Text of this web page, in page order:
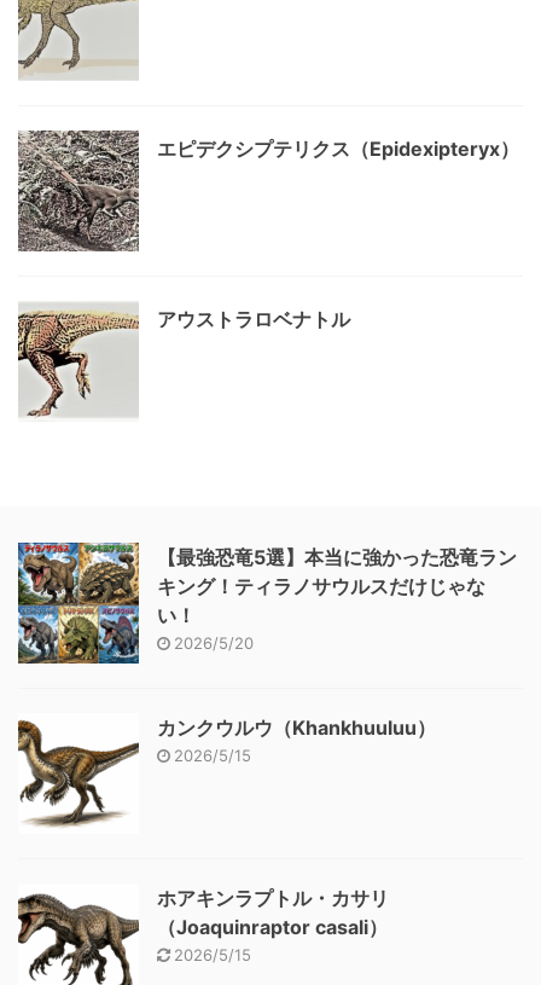
エピデクシプテリクス（Epidexipteryx）
アウストラロベナトル
【最強恐竜5選】本当に強かった恐竜ラン
キング！ティラノサウルスだけじゃな
い！
2026/5/20
カンクウルウ（Khankhuuluu）
2026/5/15
ホアキンラプトル・カサリ
（Joaquinraptor casali）
2026/5/15